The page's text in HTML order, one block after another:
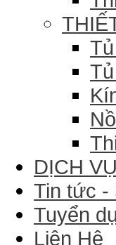
DỊCH VỤ
Tin tức -
Tuyển
Liên Hệ